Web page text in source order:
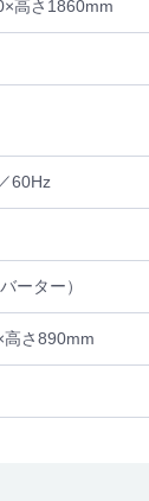
高さ1860mm
60Hz
ーター）
さ890mm